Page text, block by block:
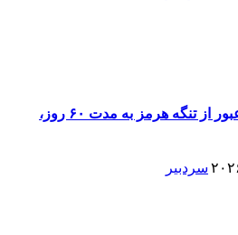
کشتی‌های تجاری متقاضی عبور از تنگه هرمز به مدت ۶۰ روز،
سردبیر